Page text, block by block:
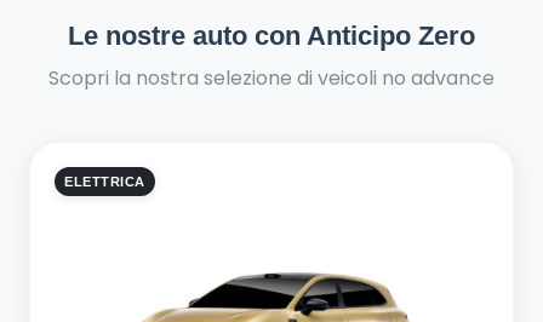
Le nostre auto con Anticipo Zero
Scopri la nostra selezione di veicoli no advance
ELETTRICA